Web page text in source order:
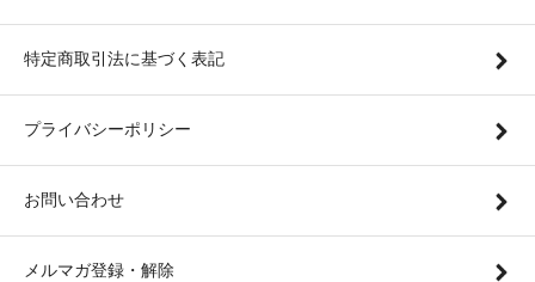
特定商取引法に基づく表記
プライバシーポリシー
お問い合わせ
メルマガ登録・解除